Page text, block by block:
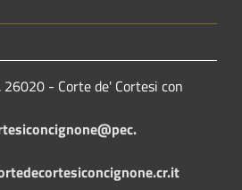
26020 - Corte de' Cortesi con